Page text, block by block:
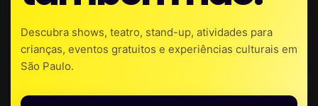
Descubra shows, teatro, stand-up, atividades para
crianças, eventos gratuitos e experiências culturais em
São Paulo.